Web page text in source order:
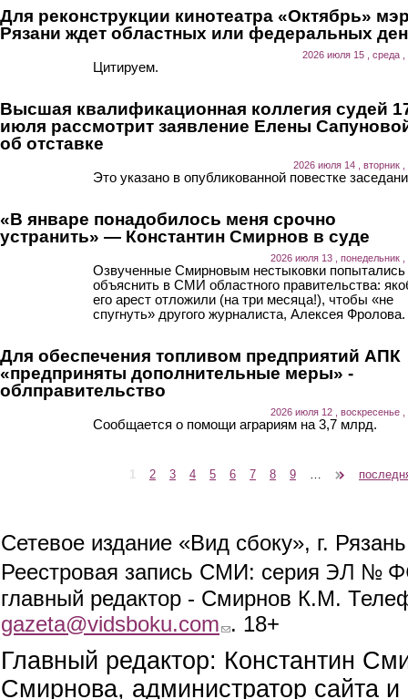
Для реконструкции кинотеатра «Октябрь»
Рязани ждет областных или федеральных
2026 июля 15 , среда ,
Цитируем.
Высшая квалификационная коллегия судей
июля рассмотрит заявление Елены
об отставке
2026 июля 14 , вторник ,
Это указано в опубликованной повестке
«В январе понадобилось меня срочно
устранить» — Константин Смирнов в суде
2026 июля 13 , понедельник ,
Озвученные Смирновым нестыковки попытались
объяснить в СМИ областного правительства:
его арест отложили (на три месяца!), чтобы «не
спугнуть» другого журналиста, Алексея Фролова.
Для обеспечения топливом предприятий АПК
«предприняты дополнительные меры» -
облправительство
2026 июля 12 , воскресенье ,
Сообщается о помощи аграриям на 3,7 млрд.
1 2 3 4 5 6 7 8 9
Сетевое издание «Вид сбоку», г.
Реестровая запись СМИ: серия ЭЛ №
главный редактор - Смирнов К.М.
gazeta@vidsboku.com (link sends e-mail)
. 18+
Главный редактор: Константин
Смирнова, администратор сайта